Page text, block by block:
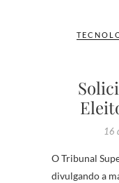
16
O Tribunal
divulgando a